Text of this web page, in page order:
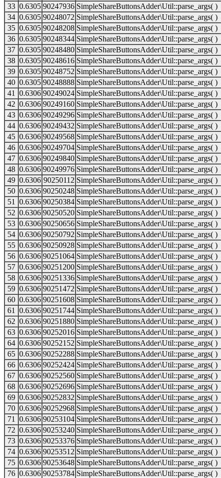
33 0.6305 90247936 SimpleShareButtonsAdder\Util::parse_args( )
34 0.6305 90248072 SimpleShareButtonsAdder\Util::parse_args( )
35 0.6305 90248208 SimpleShareButtonsAdder\Util::parse_args( )
36 0.6305 90248344 SimpleShareButtonsAdder\Util::parse_args( )
37 0.6305 90248480 SimpleShareButtonsAdder\Util::parse_args( )
38 0.6305 90248616 SimpleShareButtonsAdder\Util::parse_args( )
39 0.6305 90248752 SimpleShareButtonsAdder\Util::parse_args( )
40 0.6305 90248888 SimpleShareButtonsAdder\Util::parse_args( )
41
0.6306 90249024 SimpleShareButtonsAdder\Util::parse_args( )
42 0.6306 90249160 SimpleShareButtonsAdder\Util::parse_args( )
43 0.6306 90249296 SimpleShareButtonsAdder\Util::parse_args( )
44 0.6306 90249432 SimpleShareButtonsAdder\Util::parse_args( )
45 0.6306 90249568 SimpleShareButtonsAdder\Util::parse_args( )
46 0.6306 90249704 SimpleShareButtonsAdder\Util::parse_args( )
47 0.6306 90249840 SimpleShareButtonsAdder\Util::parse_args( )
48 0.6306 90249976 SimpleShareButtonsAdder\Util::parse_args( )
49 0.6306 90250112 SimpleShareButtonsAdder\Util::parse_args( )
50 0.6306 90250248 SimpleShareButtonsAdder\Util::parse_args( )
51
0.6306 90250384 SimpleShareButtonsAdder\Util::parse_args( )
52 0.6306 90250520 SimpleShareButtonsAdder\Util::parse_args( )
53 0.6306 90250656 SimpleShareButtonsAdder\Util::parse_args( )
54 0.6306 90250792 SimpleShareButtonsAdder\Util::parse_args( )
55 0.6306 90250928 SimpleShareButtonsAdder\Util::parse_args( )
56 0.6306 90251064 SimpleShareButtonsAdder\Util::parse_args( )
57 0.6306 90251200 SimpleShareButtonsAdder\Util::parse_args( )
58 0.6306 90251336 SimpleShareButtonsAdder\Util::parse_args( )
59 0.6306 90251472 SimpleShareButtonsAdder\Util::parse_args( )
60 0.6306 90251608 SimpleShareButtonsAdder\Util::parse_args( )
61
0.6306 90251744 SimpleShareButtonsAdder\Util::parse_args( )
62 0.6306 90251880 SimpleShareButtonsAdder\Util::parse_args( )
63 0.6306 90252016 SimpleShareButtonsAdder\Util::parse_args( )
64 0.6306 90252152 SimpleShareButtonsAdder\Util::parse_args( )
65 0.6306 90252288 SimpleShareButtonsAdder\Util::parse_args( )
66 0.6306 90252424 SimpleShareButtonsAdder\Util::parse_args( )
67 0.6306 90252560 SimpleShareButtonsAdder\Util::parse_args( )
68 0.6306 90252696 SimpleShareButtonsAdder\Util::parse_args( )
69 0.6306 90252832 SimpleShareButtonsAdder\Util::parse_args( )
70 0.6306 90252968 SimpleShareButtonsAdder\Util::parse_args( )
71
0.6306 90253104 SimpleShareButtonsAdder\Util::parse_args( )
72 0.6306 90253240 SimpleShareButtonsAdder\Util::parse_args( )
73 0.6306 90253376 SimpleShareButtonsAdder\Util::parse_args( )
74 0.6306 90253512 SimpleShareButtonsAdder\Util::parse_args( )
75 0.6306 90253648 SimpleShareButtonsAdder\Util::parse_args( )
76 0.6306 90253784 SimpleShareButtonsAdder\Util::parse_args( )